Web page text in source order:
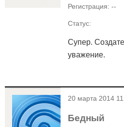
Регистрация: --
Статус:
Супер.
уважение.
< 20 марта 2014
Бедный